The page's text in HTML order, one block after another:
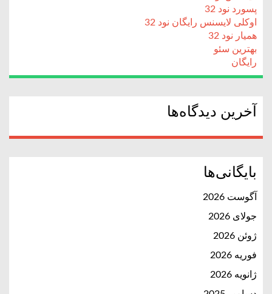
پسورد نود 32
اوکلی لایسنس رایگان نود 32
همیار نود 32
بهترین سئو
رایگان
آخرین دیدگاه‌ها
بایگانی‌ها
آگوست 2026
جولای 2026
ژوئن 2026
فوریه 2026
ژانویه 2026